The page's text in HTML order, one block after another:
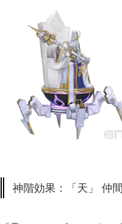
神階効果：「天」 仲